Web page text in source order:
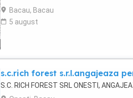
Cunoasterea ...
Bacau, Bacau
5 august
s.c.rich forest s.r.l.angajeaza
S.C. RICH FOREST SRL ONESTI,